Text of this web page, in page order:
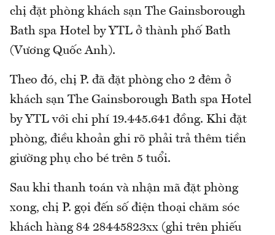
chị đặt phòng khách sạn The Gainsborough
Bath spa Hotel by YTL ở thành phố Bath
(Vương Quốc Anh).
Theo đó, chị P. đã đặt phòng cho 2 đêm ở
khách sạn The Gainsborough Bath spa Hotel
by YTL với chi phí 19.445.641 đồng. Khi đặt
phòng, điều khoản ghi rõ phải trả thêm tiền
giường phụ cho bé trên 5 tuổi.
Sau khi thanh toán và nhận mã đặt phòng
xong, chị P. gọi đến số điện thoại chăm sóc
khách hàng 84 28445823xx (ghi trên phiếu